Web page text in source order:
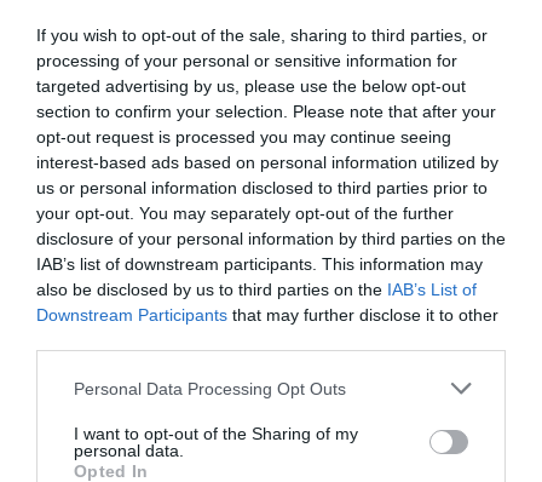
If you wish to opt-out of the sale, sharing to third parties, or
processing of your personal or sensitive information for
targeted advertising by us, please use the below opt-out
section to confirm your selection. Please note that after your
opt-out request is processed you may continue seeing
interest-based ads based on personal information utilized by
us or personal information disclosed to third parties prior to
your opt-out. You may separately opt-out of the further
disclosure of your personal information by third parties on the
IAB’s list of downstream participants. This information may
also be disclosed by us to third parties on the IAB’s List of
Downstream Participants that may further disclose it to other
Personal Data Processing Opt Outs
I want to opt-out of the Sharing of my
personal data.
Opted In
desmontar la falsificación, es un trabajo
cristiano"
por Hispanidad
Artículos anteriores
DIARIO DE LA CORRUPCIÓN SANCHISTA
Diario de la corrupción sanchista. Hazte
Oír se manifiesta delante de La Mareta:
“Pedro Sánchez es un criminal”
Artículos anteriores